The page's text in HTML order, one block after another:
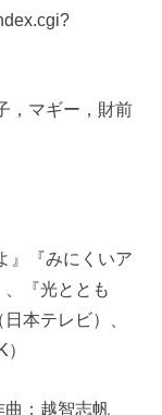
，マギー，財前
『みにくいア
『光ととも
本テレビ）、
：越智志帆